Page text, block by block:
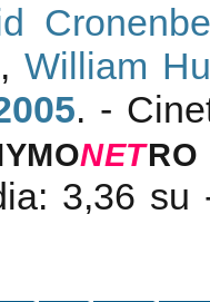
, William
. -
NETRO
3,36 su